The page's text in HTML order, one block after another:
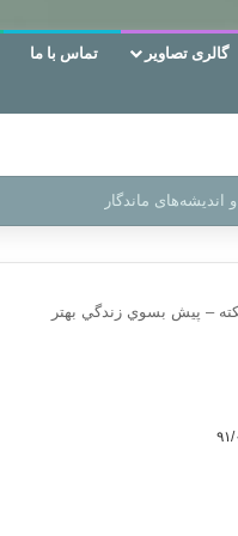
گالری تصاویر تماس با ما